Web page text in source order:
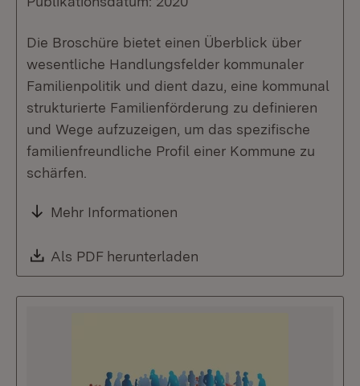
Die Broschüre bietet einen Überblick über
wesentliche Handlungsfelder kommunaler
Familienpolitik und dient dazu, eine kommunal
strukturierte Familienförderung zu definieren
und Wege aufzuzeigen, um das spezifische
familienfreundliche Profil einer Kommune zu
schärfen.
Mehr Informationen
Download:
Als PDF herunterladen